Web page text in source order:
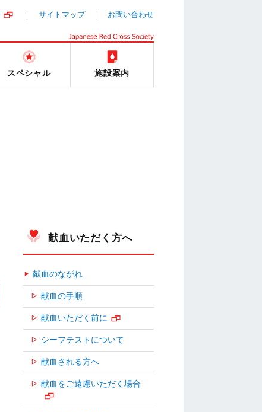
サイトマップ お問い合わせ
スペシャル 施設案内
献血いただく方へ
献血のながれ
献血の手順
献血いただく前に
シーフテストについて
献血される方へ
献血をご遠慮いただく場合